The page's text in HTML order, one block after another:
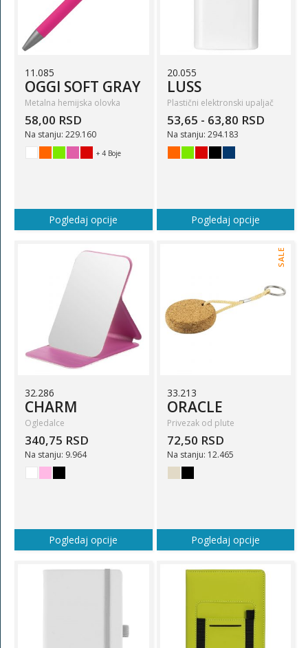
11.085
OGGI SOFT GRAY
Metalna hemijska olovka
58,00 RSD
Na stanju: 229.160
+ 4 Boje
Pogledaj opcije
20.055
LUSS
Plastični elektronski upaljač
53,65 - 63,80 RSD
Na stanju: 294.183
Pogledaj opcije
32.286
CHARM
Ogledalce
340,75 RSD
Na stanju: 9.964
Pogledaj opcije
SALE
33.213
ORACLE
Privezak od plute
72,50 RSD
Na stanju: 12.465
Pogledaj opcije